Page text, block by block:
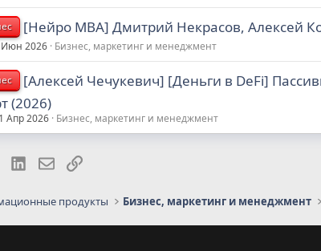
[Нейро МВА] Дмитрий Некрасов, Алексей
2026 Бизнес, маркетинг и менеджмент
[Алексей Чечукевич] [Деньги в DeFi]
(2026)
Апр 2026 Бизнес, маркетинг и менеджмент
LinkedInЭлектронная почта
Ссылка
продукты Бизнес, маркетинг и менеджмент